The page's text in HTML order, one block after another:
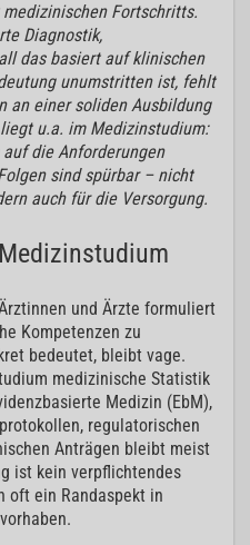
Fortschritts.
Diagnostik,
das basiert auf klinischen
unumstritten ist, fehlt
an einer soliden Ausbildung
u.a. im Medizinstudium:
die Anforderungen
sind spürbar – nicht
auch für die Versorgung.
und Ärzte formuliert
Kompetenzen zu
bedeutet, bleibt vage.
medizinische Statistik
Medizin (EbM),
regulatorischen
Anträgen bleibt meist
ist kein verpflichtendes
oft ein Randaspekt in